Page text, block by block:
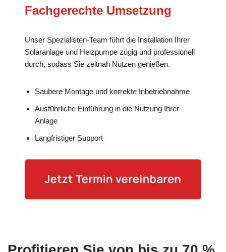
Fachgerechte Umsetzung
Unser Spezialisten-Team führt die Installation Ihrer
Solaranlage und Heizpumpe zügig und professionell
durch, sodass Sie zeitnah Nutzen genießen.
Saubere Montage und korrekte Inbetriebnahme
Ausführliche Einführung in die Nutzung Ihrer
Anlage
Langfristiger Support